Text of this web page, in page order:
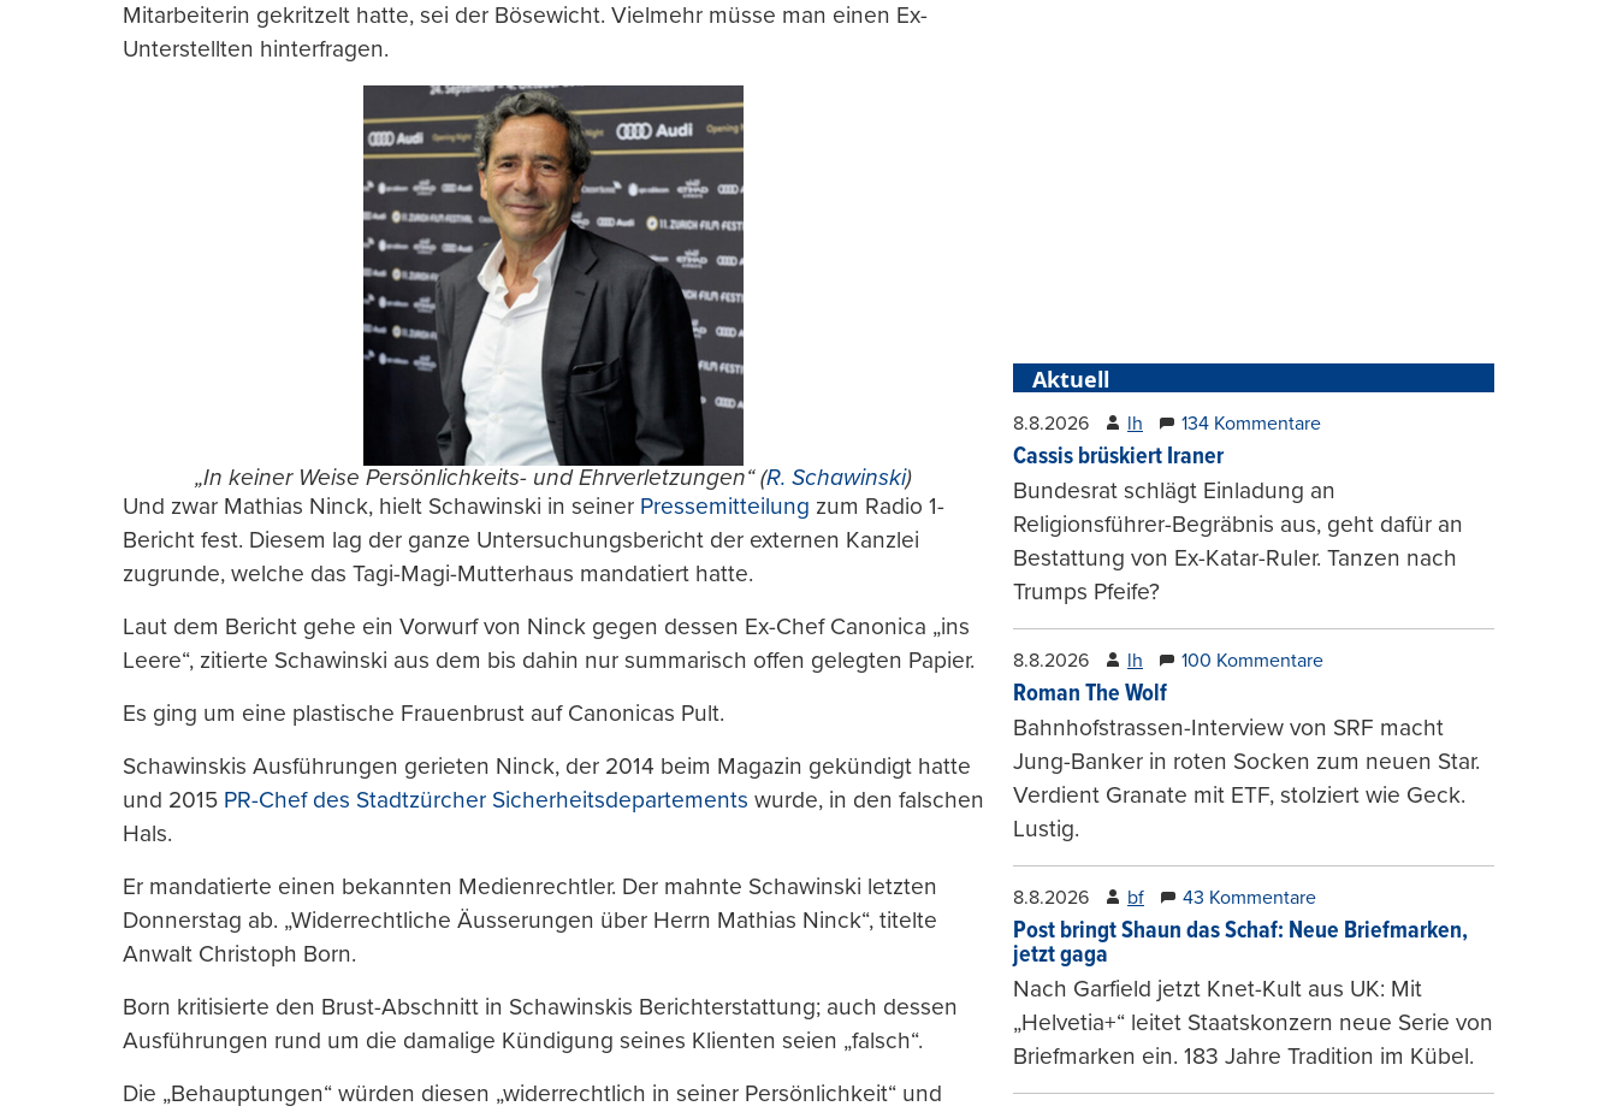
Mitarbeiterin gekritzelt hatte, sei der Bösewicht. Vielmehr müsse man einen Ex-
Unterstellten hinterfragen.
„In keiner Weise Persönlichkeits- und Ehrverletzungen“ (R. Schawinski)
Und zwar Mathias Ninck, hielt Schawinski in seiner Pressemitteilung zum Radio 1-
Bericht fest. Diesem lag der ganze Untersuchungsbericht der externen Kanzlei
zugrunde, welche das Tagi-Magi-Mutterhaus mandatiert hatte.
Laut dem Bericht gehe ein Vorwurf von Ninck gegen dessen Ex-Chef Canonica „ins
Leere“, zitierte Schawinski aus dem bis dahin nur summarisch offen gelegten Papier.
Es ging um eine plastische Frauenbrust auf Canonicas Pult.
Schawinskis Ausführungen gerieten Ninck, der 2014 beim Magazin gekündigt hatte
und 2015 PR-Chef des Stadtzürcher Sicherheitsdepartements wurde, in den falschen
Hals.
Er mandatierte einen bekannten Medienrechtler. Der mahnte Schawinski letzten
Donnerstag ab. „Widerrechtliche Äusserungen über Herrn Mathias Ninck“, titelte
Anwalt Christoph Born.
Born kritisierte den Brust-Abschnitt in Schawinskis Berichterstattung; auch dessen
Ausführungen rund um die damalige Kündigung seines Klienten seien „falsch“.
Die „Behauptungen“ würden diesen „widerrechtlich in seiner Persönlichkeit“ und
Aktuell
8.8.2026 lh 134 Kommentare
Cassis brüskiert Iraner
Bundesrat schlägt Einladung an
Religionsführer-Begräbnis aus, geht dafür an
Bestattung von Ex-Katar-Ruler. Tanzen nach
Trumps Pfeife?
8.8.2026 lh 100 Kommentare
Roman The Wolf
Bahnhofstrassen-Interview von SRF macht
Jung-Banker in roten Socken zum neuen Star.
Verdient Granate mit ETF, stolziert wie Geck.
Lustig.
8.8.2026 bf 43 Kommentare
Post bringt Shaun das Schaf: Neue Briefmarken,
jetzt gaga
Nach Garfield jetzt Knet-Kult aus UK: Mit
„Helvetia+“ leitet Staatskonzern neue Serie von
Briefmarken ein. 183 Jahre Tradition im Kübel.